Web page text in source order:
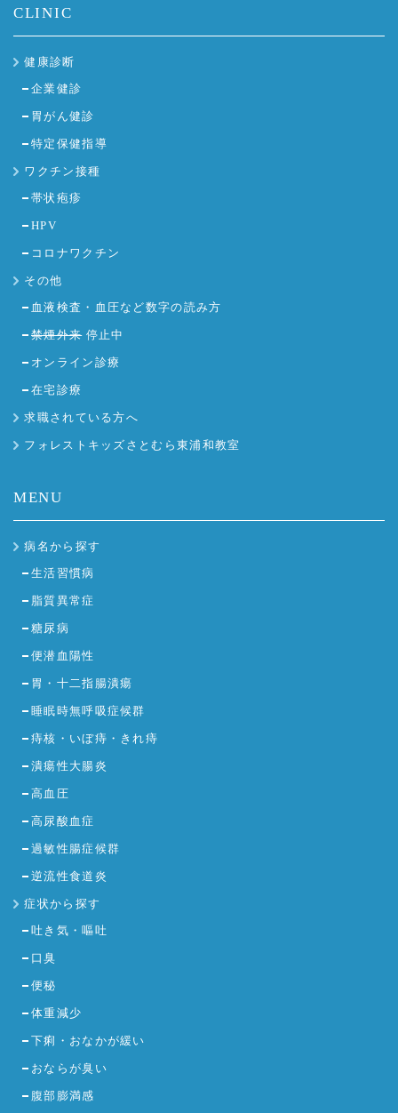
CLINIC
健康診断
企業健診
胃がん健診
特定保健指導
ワクチン接種
帯状疱疹
HPV
コロナワクチン
その他
血液検査・血圧など数字の読み方
禁煙外来停止中
オンライン診療
在宅診療
求職されている方へ
フォレストキッズさとむら東浦和教室
MENU
病名から探す
生活習慣病
脂質異常症
糖尿病
便潜血陽性
胃・十二指腸潰瘍
睡眠時無呼吸症候群
痔核・いぼ痔・きれ痔
潰瘍性大腸炎
高血圧
高尿酸血症
過敏性腸症候群
逆流性食道炎
症状から探す
吐き気・嘔吐
口臭
便秘
体重減少
下痢・おなかが緩い
おならが臭い
腹部膨満感